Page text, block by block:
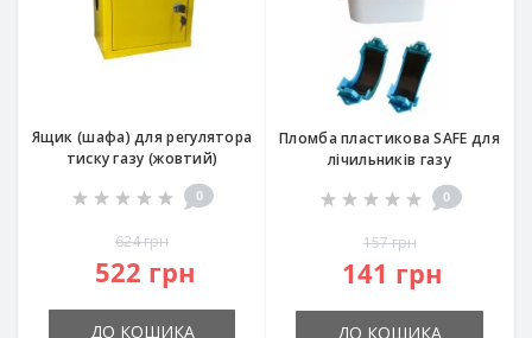
Ящик (шафа) для регулятора
тиску газу (жовтий)
0
624 грн
522 грн
ДО КОШИКА
Пломба пластикова SAFE для
лічильників газу
0
157 грн
141 грн
ДО КОШИКА